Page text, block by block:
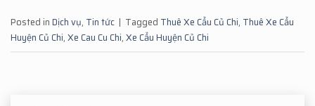
Posted in Dịch vụ, Tin tức | Tagged Thuê Xe Cẩu Củ Chi, Thuê Xe Cẩu
Huyện Củ Chi,Xe Cau Cu Chi,Xe Cẩu Huyện Củ Chi